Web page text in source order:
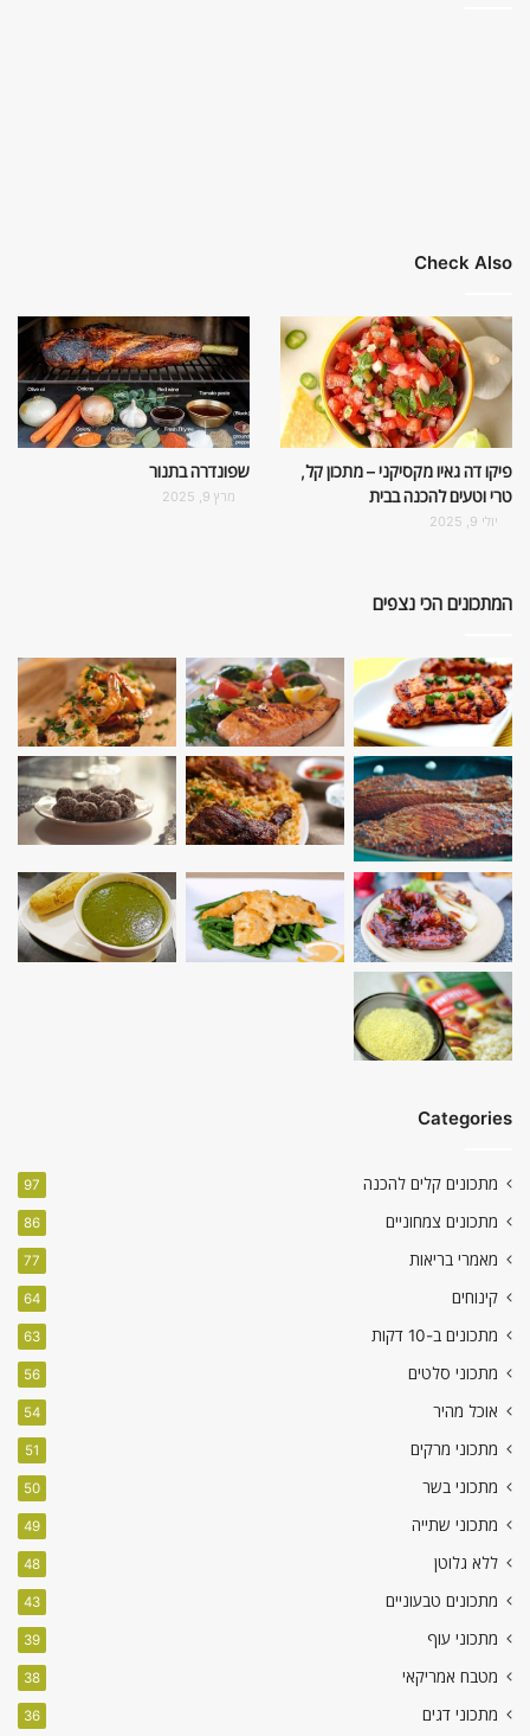
Check Also
פיקו דה גאיו מקסיקני – מתכון קל,
טרי וטעים להכנה בבית
יולי 9, 2025
שפונדרה בתנור
מרץ 9, 2025
המתכונים הכי נצפים
Categories
מתכונים קלים להכנה 97
מתכונים צמחוניים 86
מאמרי בריאות 77
קינוחים 64
מתכונים ב-10 דקות 63
מתכוני סלטים 56
אוכל מהיר 54
מתכוני מרקים 51
מתכוני בשר 50
מתכוני שתייה 49
ללא גלוטן 48
מתכונים טבעוניים 43
מתכוני עוף 39
מטבח אמריקאי 38
מתכוני דגים 36